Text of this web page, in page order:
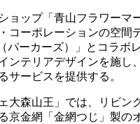
ョップ「青山フラワーマ
コーポレーションの空間
（パーカーズ）」とコラボ
ンテリアデザインを施し
サービスを提供する。
ェ大森山王」では、リビン
京金網「金網つじ」製の